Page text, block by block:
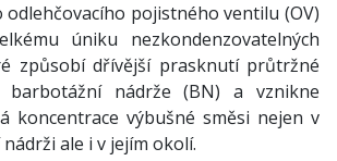
odlehčovacího pojistného ventilu (OV)
úniku nezkondenzovatelných
způsobí dřívější prasknutí průtržné
barbotážní nádrže (BN) a vznikne
koncentrace výbušné směsi nejen v
ale i v jejím okolí.